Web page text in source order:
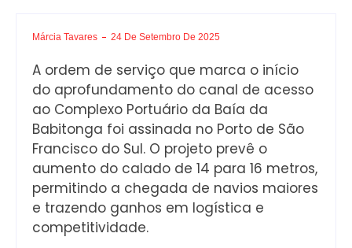
Márcia Tavares 24 De Setembro De 2025
A ordem de serviço que marca o início
do aprofundamento do canal de acesso
ao Complexo Portuário da Baía da
Babitonga foi assinada no Porto de São
Francisco do Sul. O projeto prevê o
aumento do calado de 14 para 16 metros,
permitindo a chegada de navios maiores
e trazendo ganhos em logística e
competitividade.